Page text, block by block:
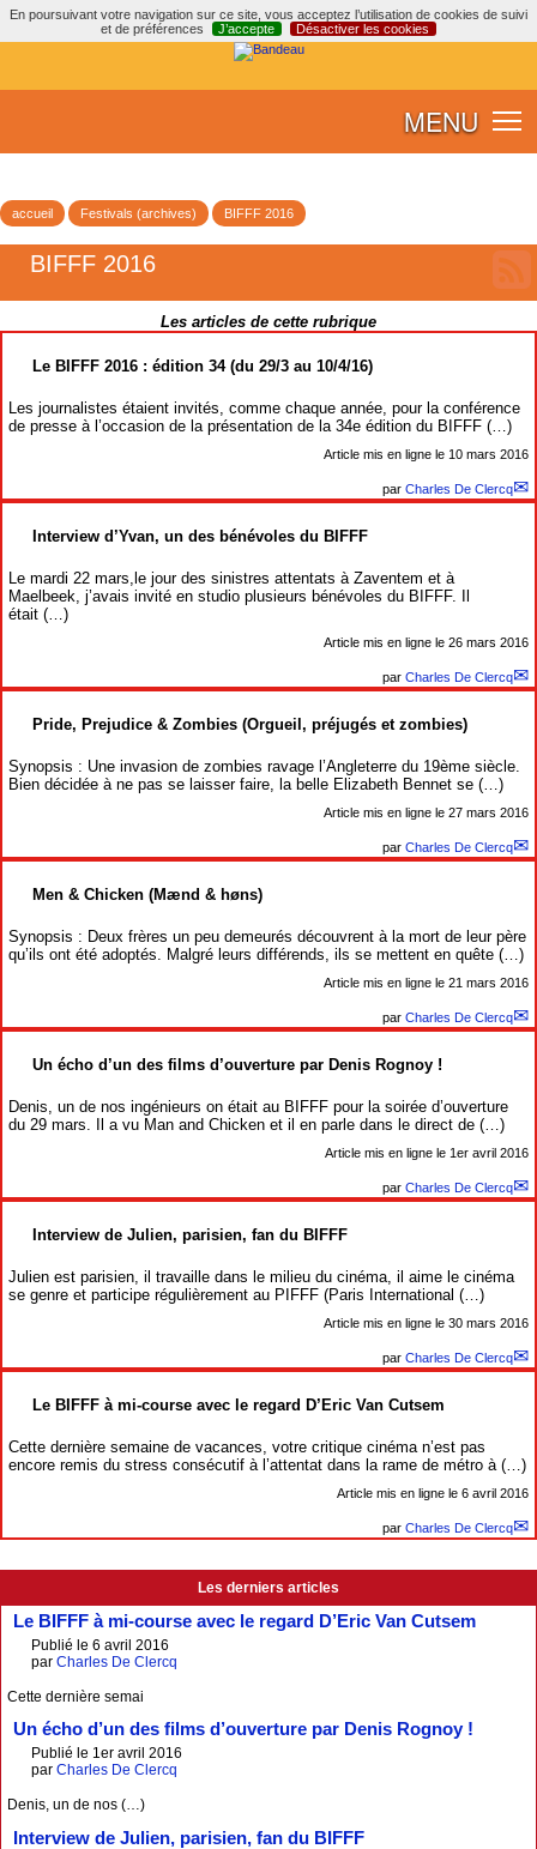
En poursuivant votre navigation sur ce site, vous acceptez l’utilisation de cookies de suivi
et de préférences
J’accepte Désactiver les cookies
MENU
accueil Festivals (archives) BIFFF 2016
BIFFF 2016
Les articles de cette rubrique
Le BIFFF 2016 : édition 34 (du 29/3 au 10/4/16)
Les journalistes étaient invités, comme chaque année, pour la conférence
de presse à l’occasion de la présentation de la 34e édition du BIFFF (…)
Article mis en ligne le 10 mars 2016
par Charles De Clercq
Interview d’Yvan, un des bénévoles du BIFFF
Le mardi 22 mars,le jour des sinistres attentats à Zaventem et à
Maelbeek, j’avais invité en studio plusieurs bénévoles du BIFFF. Il
était (…)
Article mis en ligne le 26 mars 2016
par Charles De Clercq
Pride, Prejudice & Zombies (Orgueil, préjugés et zombies)
Synopsis : Une invasion de zombies ravage l’Angleterre du 19ème siècle.
Bien décidée à ne pas se laisser faire, la belle Elizabeth Bennet se (…)
Article mis en ligne le 27 mars 2016
par Charles De Clercq
Men & Chicken (Mænd & høns)
Synopsis : Deux frères un peu demeurés découvrent à la mort de leur père
qu’ils ont été adoptés. Malgré leurs différends, ils se mettent en quête (…)
Article mis en ligne le 21 mars 2016
par Charles De Clercq
Un écho d’un des films d’ouverture par Denis Rognoy !
Denis, un de nos ingénieurs on était au BIFFF pour la soirée d’ouverture
du 29 mars. Il a vu Man and Chicken et il en parle dans le direct de (…)
Article mis en ligne le 1er avril 2016
par Charles De Clercq
Interview de Julien, parisien, fan du BIFFF
Julien est parisien, il travaille dans le milieu du cinéma, il aime le cinéma
se genre et participe régulièrement au PIFFF (Paris International (…)
Article mis en ligne le 30 mars 2016
par Charles De Clercq
Le BIFFF à mi-course avec le regard D’Eric Van Cutsem
Cette dernière semaine de vacances, votre critique cinéma n’est pas
encore remis du stress consécutif à l’attentat dans la rame de métro à (…)
Article mis en ligne le 6 avril 2016
par Charles De Clercq
Les derniers articles
Le BIFFF à mi-course avec le regard D’Eric Van Cutsem
Publié le 6 avril 2016
par Charles De Clercq
Cette dernière semai
Un écho d’un des films d’ouverture par Denis Rognoy !
Publié le 1er avril 2016
par Charles De Clercq
Denis, un de nos (…)
Interview de Julien, parisien, fan du BIFFF